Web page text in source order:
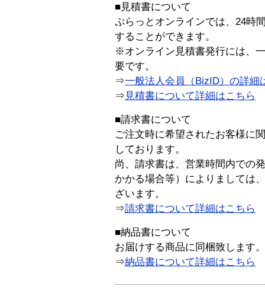
■見積書について
ぷらっとオンラインでは、24時
することができます。
※オンライン見積書発行には、
要です。
⇒一般法人会員（BizID）の詳細
⇒ 見積書について詳細はこちら
■請求書について
ご注文時に希望されたお客様に
しております。
尚、請求書は、営業時間内での
かかる場合等）によりましては
ざいます。
⇒請求書について詳細はこちら
■納品書について
お届けする商品に同梱致します。
⇒納品書について詳細はこちら